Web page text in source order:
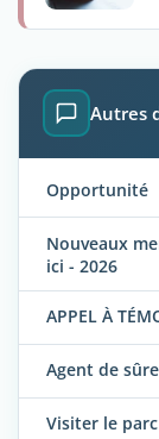
Autres
Opportunité
Nouveaux
ici - 2026
APPEL À
Agent de
Visiter le